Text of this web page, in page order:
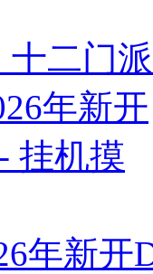
十二门
年新开